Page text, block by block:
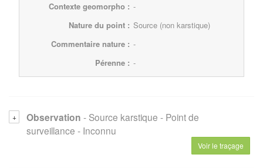
Contexte geomorpho : -
Nature du point : Source (non karstique)
Commentaire nature : -
Pérenne : -
Observation - Source karstique - Point de
surveillance - Inconnu
Voir le traçage